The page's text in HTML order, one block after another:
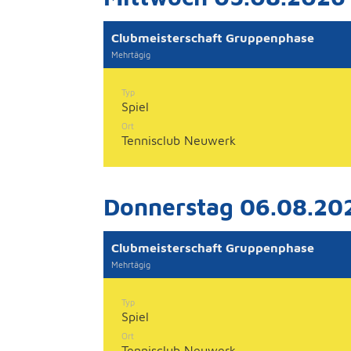
Clubmeisterschaft Gruppenphase
Mehrtägig
Typ
Spiel
Ort
Tennisclub Neuwerk
Donnerstag
Clubmeisterschaft Gruppenphase
Mehrtägig
Typ
Spiel
Ort